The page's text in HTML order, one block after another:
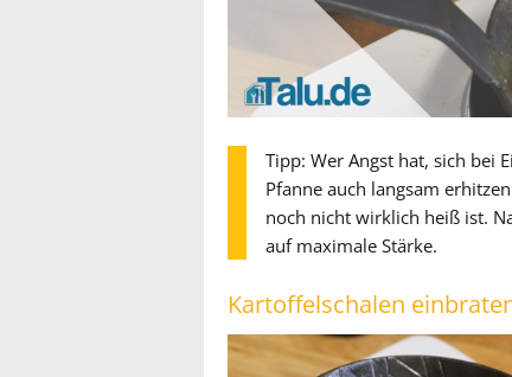
Tipp: Wer Angst hat, sich bei
Pfanne auch langsam
noch nicht wirklich heiß ist.
auf maximale Stärke.
Kartoffelschalen